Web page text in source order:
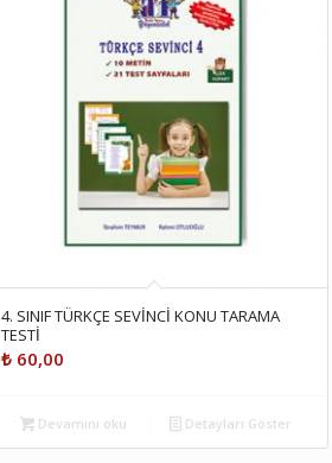
4. SINIF TÜRKÇE SEVİNCİ KONU TARAMA
TESTİ
₺ 60,00
Devamını oku Detayları Göster